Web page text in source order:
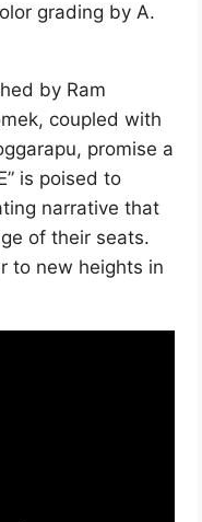
grading by A.
by Ram
coupled with
promise a
is poised to
narrative that
of their seats.
to new heights in